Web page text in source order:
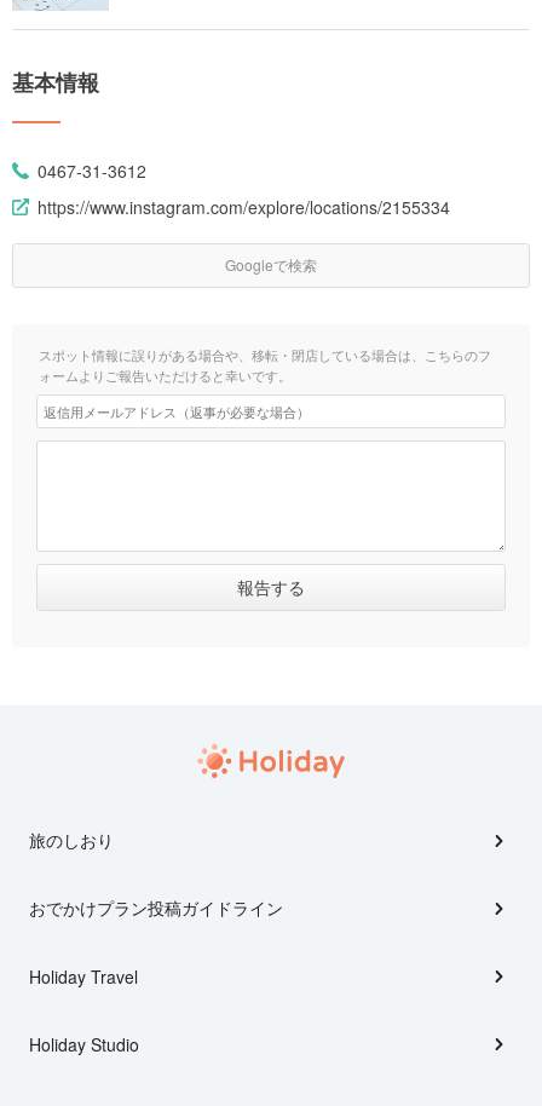
基本情報
0467-31-3612
https://www.instagram.com/explore/locations/2155334
Googleで検索
スポット情報に誤りがある場合や、移転・閉店している場合は、こちらのフ
ォームよりご報告いただけると幸いです。
旅のしおり
おでかけプラン投稿ガイドライン
Holiday Travel
Holiday Studio